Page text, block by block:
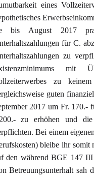
eines
bis August 2017
für C.
zu
mit
zu
guten
2017 um Fr. 170.-
zu erhöhen und
Bei einem
bleibe ihr
den während BGE 147 III
Betreuungsunterhalt sah